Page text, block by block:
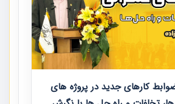
کارهای جدید در پروژه های